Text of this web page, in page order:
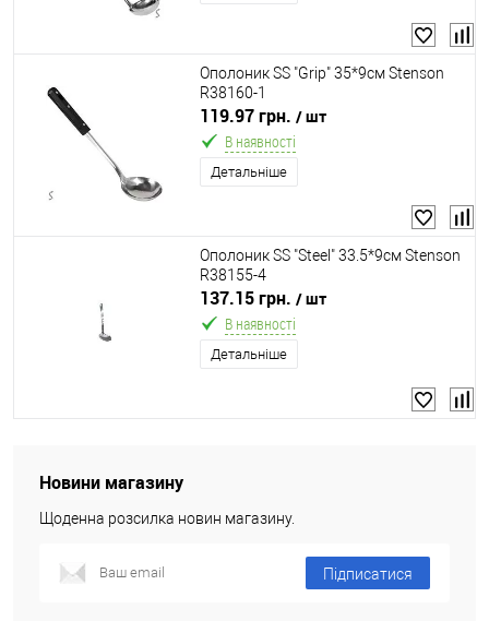
Ополоник SS "Grip" 35*9см Stenson
R38160-1
119.97 грн. / шт
В наявності
Детальніше
Ополоник SS "Steel" 33.5*9см Stenson
R38155-4
137.15 грн. / шт
В наявності
Детальніше
Новини магазину
Щоденна розсилка новин магазину.
Підписатися